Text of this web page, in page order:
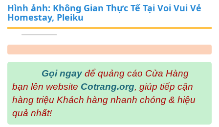
Hình ảnh: Không Gian Thực Tế Tại Voi Vui Vẻ
Homestay, Pleiku
Gọi ngay để quảng cáo Cửa Hàng
bạn lên website Cotrang.org, giúp tiếp cận
hàng triệu Khách hàng nhanh chóng & hiệu
quả nhất!